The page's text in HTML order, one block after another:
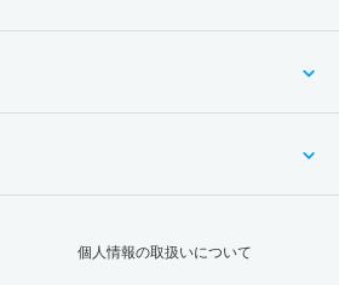
個人情報の取扱いについて